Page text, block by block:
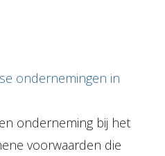
ondernemingen in
onderneming bij het
voorwaarden die